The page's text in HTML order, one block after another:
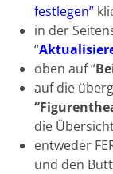
festlegen”
in der
“
oben auf “
auf die
die
entweder
und den